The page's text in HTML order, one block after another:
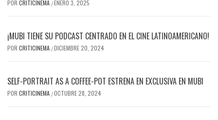
POR CRITICINEMA /ENERO 3, 2025
¡MUBI TIENE SU PODCAST CENTRADO EN EL CINE LATINOAMERICANO!
POR CRITICINEMA /DICIEMBRE 20, 2024
SELF-PORTRAIT AS A COFFEE-POT ESTRENA EN EXCLUSIVA EN MUBI
POR CRITICINEMA /OCTUBRE 28, 2024